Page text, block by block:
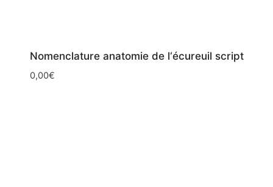
Nomenclature anatomie de l‘écureuil script
0,00€